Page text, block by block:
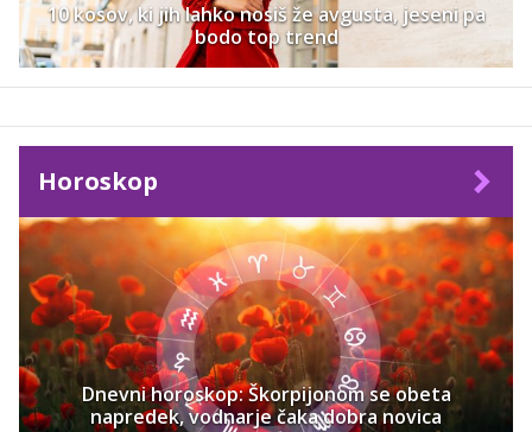
10 kosov, ki jih lahko nosiš že avgusta, jeseni pa
bodo top trend
Horoskop
Dnevni horoskop: Škorpijonom se obeta
napredek, vodnarje čaka dobra novica